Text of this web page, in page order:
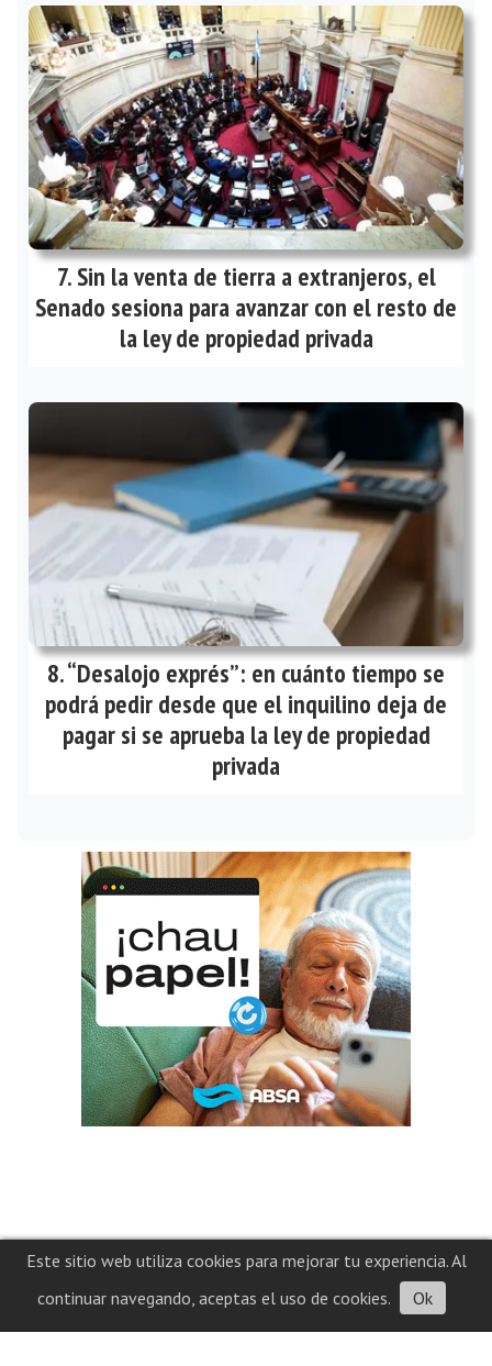
Sin la venta de tierra a extranjeros, el
Senado sesiona para avanzar con el resto de
la ley de propiedad privada
“Desalojo exprés”: en cuánto tiempo se
podrá pedir desde que el inquilino deja de
pagar si se aprueba la ley de propiedad
privada
Este sitio web utiliza cookies para mejorar tu experiencia. Al
continuar navegando, aceptas el uso de cookies.
Ok